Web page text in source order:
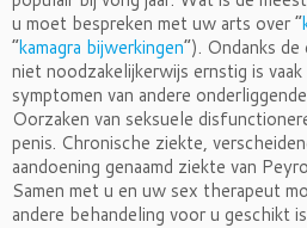
u moet bespreken met uw arts over “
“kamagra bijwerkingen“). Ondanks
niet noodzakelijkerwijs ernstig is
symptomen van andere
Oorzaken van seksuele
penis. Chronische ziekte,
aandoening genaamd ziekte van
Samen met u en uw sex therapeut
andere behandeling voor u geschikt